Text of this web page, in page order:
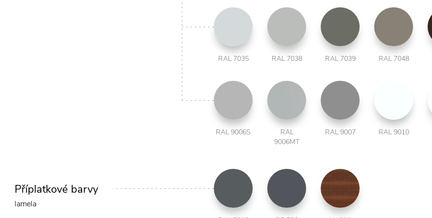
RAL 7035 RAL 7038 RAL 7039 RAL 7048
RAL 9006S
RAL
9006MT
RAL 9007 RAL 9010
Příplatkové barvy
lamela